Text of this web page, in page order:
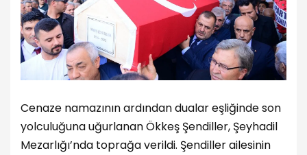
Cenaze namazının ardından dualar eşliğinde son
yolculuğuna uğurlanan Ökkeş Şendiller, Şeyhadil
Mezarlığı’nda toprağa verildi. Şendiller ailesinin